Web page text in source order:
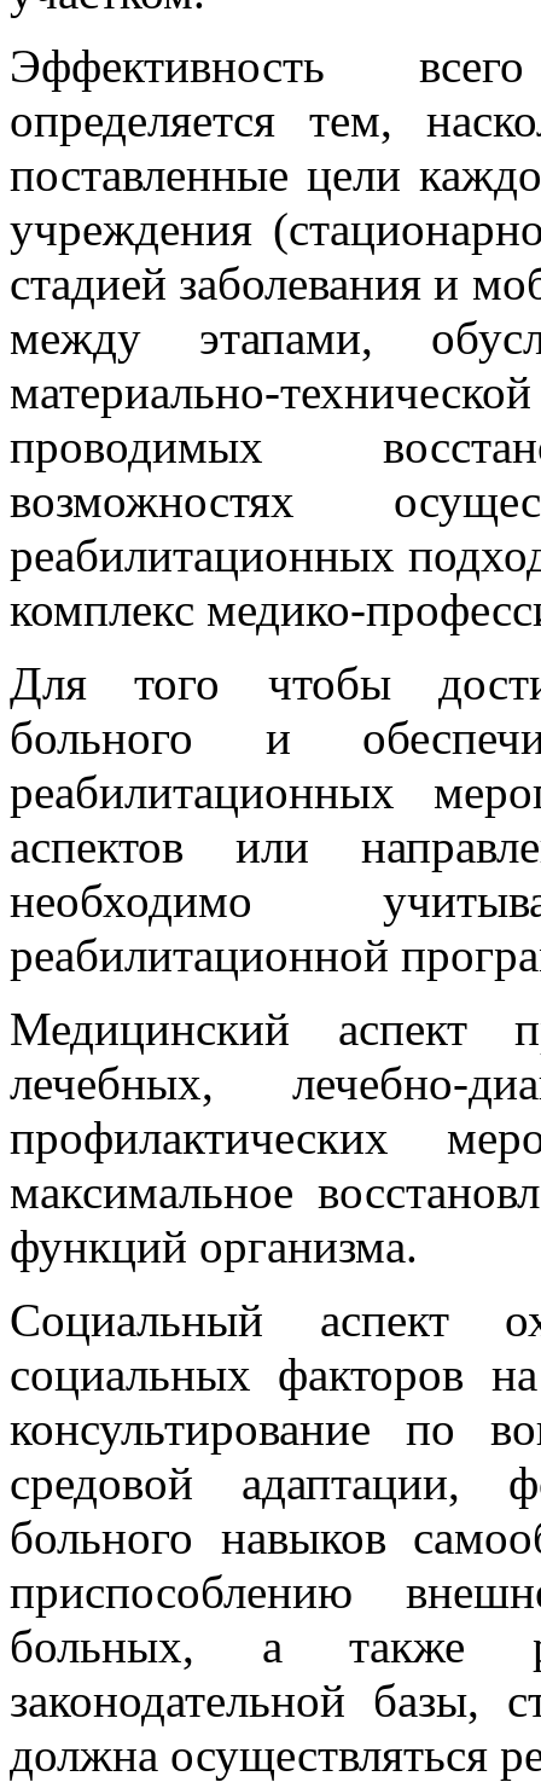
Эффективность
определяется тем,
поставленные цели
учреждения
стадией заболевания и
между этапами,
материально-
проводимых
возможностях
реабилитационных
комплекс медико-
Для того чтобы
больного и
реабилитационных
аспектов или
необходимо
реабилитационной
Медицинский аспект
лечебных, лечебно-
профилактических
максимальное
функций организма.
Социальный аспект
социальных факторов
консультирование по
средовой адаптации,
больного навыков
приспособлению
больных, а также
законодательной базы,
должна осуществляться